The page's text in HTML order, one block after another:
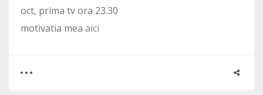
oct, prima tv ora 23.30
motivatia mea aici